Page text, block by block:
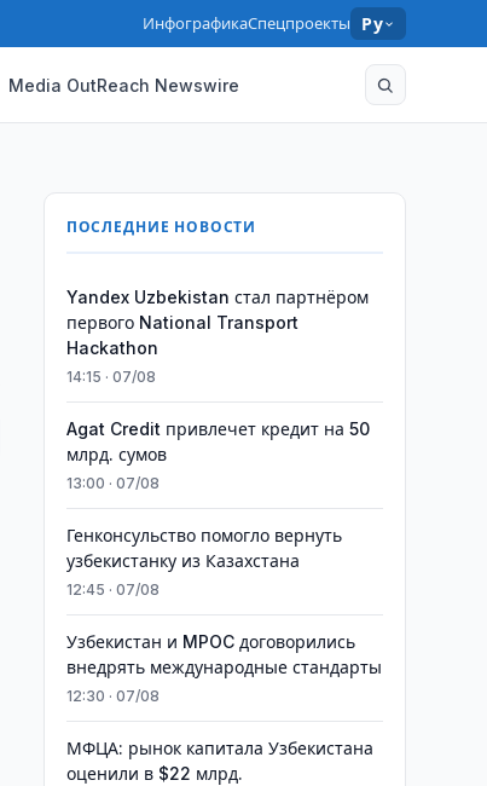
ИнфографикаСпецпроекты Ру
Media OutReach Newswire
ПОСЛЕДНИЕ НОВОСТИ
Yandex Uzbekistan стал партнёром
первого National Transport
Hackathon
14:15 · 07/08
Agat Credit привлечет кредит на 50
млрд. сумов
13:00 · 07/08
Генконсульство помогло вернуть
узбекистанку из Казахстана
12:45 · 07/08
Узбекистан и MPOC договорились
внедрять международные стандарты
12:30 · 07/08
МФЦА: рынок капитала Узбекистана
оценили в $22 млрд.